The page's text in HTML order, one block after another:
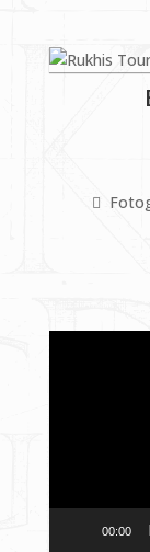
00:00